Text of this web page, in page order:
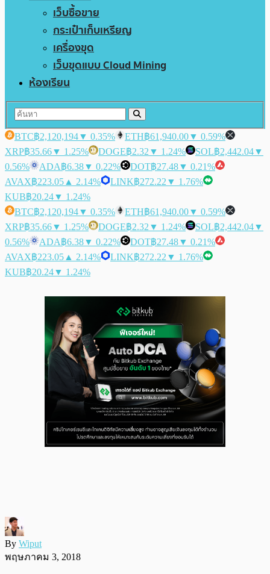
เว็บซื้อขาย
กระเป๋าเก็บเหรียญ
เครื่องขุด
เว็บขุดแบบ Cloud Mining
ห้องเรียน
BTC฿2,120,194▼ 0.35% ETH฿61,940.00▼ 0.59%
XRP฿35.66▼ 1.25% DOGE฿2.32 ▼ 1.24% SOL฿2,442.04▼
0.56%
ADA฿6.38▼ 0.22% DOT฿27.48▼ 0.21%
AVAX฿223.05 ▲ 2.14% LINK฿272.22 ▼ 1.76%
KUB฿20.24▼ 1.24%
BTC฿2,120,194▼ 0.35% ETH฿61,940.00▼ 0.59%
XRP฿35.66▼ 1.25% DOGE฿2.32 ▼ 1.24% SOL฿2,442.04▼
0.56%
ADA฿6.38▼ 0.22% DOT฿27.48▼ 0.21%
AVAX฿223.05 ▲ 2.14% LINK฿272.22 ▼ 1.76%
KUB฿20.24▼ 1.24%
By Wiput
พฤษภาคม 3, 2018